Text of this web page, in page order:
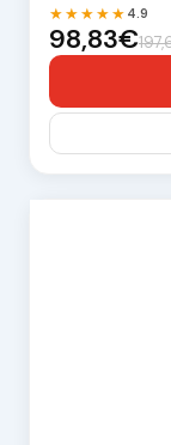
★★★★★ 4.9
98,83€